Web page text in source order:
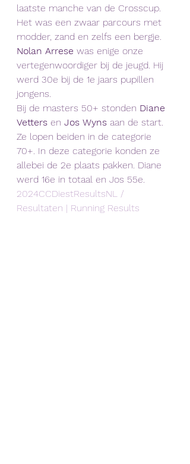
laatste manche van de Crosscup.
Het was een zwaar parcours met
modder, zand en zelfs een bergje.
Nolan Arrese was enige onze
vertegenwoordiger bij de jeugd. Hij
werd 30e bij de 1e jaars pupillen
jongens.
Bij de masters 50+ stonden Diane
Vetters en Jos Wyns aan de start.
Ze lopen beiden in de categorie
70+. In deze categorie konden ze
allebei de 2e plaats pakken. Diane
werd 16e in totaal en Jos 55e.
2024CCDiestResultsNL /
Resultaten | Running Results